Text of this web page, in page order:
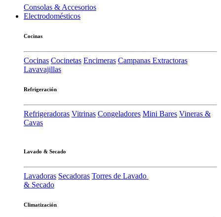
Consolas & Accesorios
Electrodomésticos
Cocinas
Cocinas Cocinetas Encimeras Campanas Extractoras
Lavavajillas
Refrigeración
Refrigeradoras Vitrinas Congeladores Mini Bares Vineras &
Cavas
Lavado & Secado
Lavadoras Secadoras Torres de Lavado
& Secado
Climatización